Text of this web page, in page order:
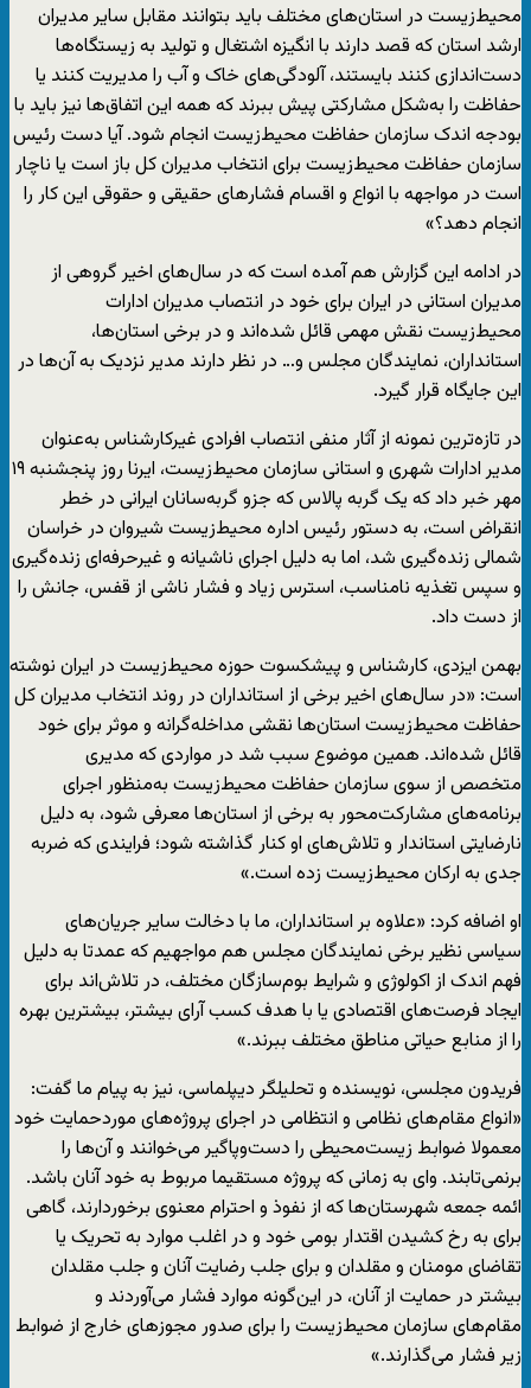
محیط‌زیست در استان‌های مختلف باید بتوانند مقابل سایر مدیران
ارشد استان‌ که قصد دارند با انگیزه اشتغال و تولید به زیستگاه‌ها
دست‌اندازی کنند بایستند‌، آلودگی‌های خاک و آب را مدیریت کنند‌ یا
حفاظت را به‌شکل مشارکتی پیش ببرند که همه این اتفاق‌ها نیز باید با
بودجه اندک سازمان حفاظت محیط‌زیست انجام شود. آیا دست رئیس
سازمان حفاظت محیط‌زیست برای انتخاب مدیران کل باز است یا ناچار
است در مواجهه با انواع و اقسام فشارهای حقیقی و حقوقی این کار را
انجام دهد؟»
در ادامه این گزارش هم آمده است که در سال‌های اخیر گروهی از
مدیران استانی در ایران برای خود در انتصاب مدیران ادارات
محیط‌زیست نقش مهمی قائل شده‌اند و در برخی استان‌ها،
استانداران،‌ نمایندگان مجلس و… در نظر دارند مدیر نزدیک به آن‌ها در
این جایگاه قرار گیرد.
در تازه‌ترین نمونه از آثار منفی انتصاب افرادی غیرکارشناس به‌عنوان
مدیر ادارات شهری و استانی سازمان محیط‌زیست، ایرنا روز پنجشنبه ۱۹
مهر خبر داد که یک گربه پالاس که جزو گربه‌سانان ایرانی در خطر
انقراض است، به دستور رئیس اداره محیط‌زیست شیروان در خراسان
شمالی زنده‌گیری شد، اما به دلیل اجرای ناشیانه و غیرحرفه‌ای زنده‌گیری
و سپس تغذیه نامناسب، استرس زیاد و فشار ناشی از قفس، جانش را
از دست داد.
بهمن ایزدی، کارشناس و پیشکسوت حوزه محیط‌زیست در ایران نوشته
است: «در سال‌های اخیر برخی از استانداران در روند انتخاب مدیران کل
حفاظت محیط‌زیست استان‌ها نقشی مداخله‌گرانه و موثر برای خود
قائل شده‌اند. همین موضوع سبب شد در مواردی که مدیری
متخصص از سوی سازمان حفاظت محیط‌زیست به‌منظور اجرای
برنامه‌های مشارکت‌محور به برخی از استان‌ها معرفی شود، به‌ دلیل
نارضایتی استاندار و تلاش‌های او کنار گذاشته شود؛ فرایندی که ضربه
جدی به ارکان محیط‌زیست زده است.»
او اضافه کرد: «علاوه‌ بر استانداران، ما با دخالت سایر جریان‌های
سیاسی نظیر برخی نمایندگان مجلس هم مواجهیم که عمدتا به‌ دلیل
فهم اندک از اکولوژی و شرایط بوم‌سازگان مختلف، در تلاش‌اند برای
ایجاد فرصت‌های اقتصادی یا با هدف کسب آرای بیشتر، بیشترین بهره
را از منابع حیاتی مناطق مختلف ببرند.»
فریدون مجلسی، نویسنده و تحلیلگر دیپلماسی، نیز به پیام ما گفت:
«انواع مقام‌های نظامی و انتظامی در اجرای پروژه‌های موردحمایت خود
معمولا ضوابط زیست‌محیطی را دست‌وپاگیر می‌خوانند و آن‌ها را
برنمی‌تابند. وای به زمانی که پروژه مستقیما مربوط به خود آنان باشد.
ائمه جمعه شهرستان‌ها که از نفوذ و احترام معنوی برخوردارند، گاهی
برای به رخ کشیدن اقتدار بومی خود و در اغلب موارد به تحریک یا
تقاضای مومنان و مقلدان و برای جلب رضایت آنان و جلب مقلدان
بیشتر در حمایت از آنان، در این‌گونه موارد فشار می‌آوردند و
مقام‌های سازمان محیط‌زیست را برای صدور مجوزهای خارج از ضوابط
زیر فشار می‌گذارند.»